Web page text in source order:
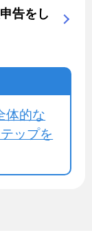
告をし
体的な
ップを